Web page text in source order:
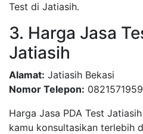
Test di Jatiasih.
3. Harga Jasa
Jatiasih
Alamat: Jatiasih Bekasi
Nomor Telepon:
Harga Jasa PDA Test
kamu konsultasikan terlebih